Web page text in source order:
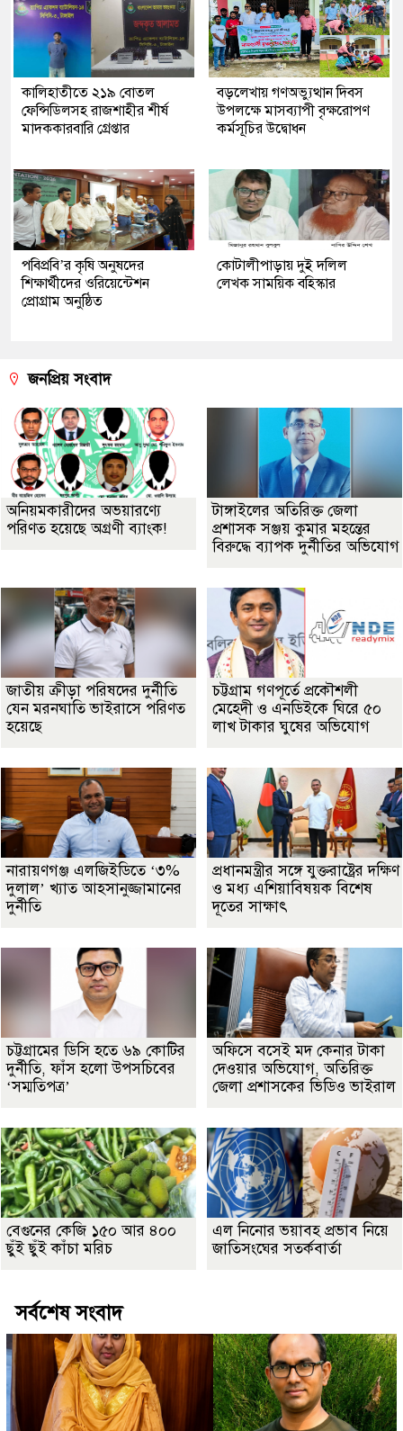
কালিহাতীতে ২১৯ বোতল
ফেন্সিডিলসহ রাজশাহীর শীর্ষ
মাদককারবারি গ্রেপ্তার
বড়লেখায় গণঅভ্যুত্থান দিবস
উপলক্ষে মাসব্যাপী বৃক্ষরোপণ
কর্মসূচির উদ্বোধন
পবিপ্রবি’র কৃষি অনুষদের
শিক্ষার্থীদের ওরিয়েন্টেশন
প্রোগ্রাম অনুষ্ঠিত
কোটালীপাড়ায় দুই দলিল
লেখক সাময়িক বহিস্কার
জনপ্রিয় সংবাদ
অনিয়মকারীদের অভয়ারণ্যে
পরিণত হয়েছে অগ্রণী ব্যাংক!
টাঙ্গাইলের অতিরিক্ত জেলা
প্রশাসক সঞ্জয় কুমার মহন্তের
বিরুদ্ধে ব্যাপক দুর্নীতির অভিযোগ
জাতীয় ক্রীড়া পরিষদের দুর্নীতি
যেন মরনঘাতি ভাইরাসে পরিণত
হয়েছে
চট্টগ্রাম গণপূর্তে প্রকৌশলী
মেহেদী ও এনডিইকে ঘিরে ৫০
লাখ টাকার ঘুষের অভিযোগ
নারায়ণগঞ্জ এলজিইডিতে ‘৩%
দুলাল’ খ্যাত আহসানুজ্জামানের
দুর্নীতি
প্রধানমন্ত্রীর সঙ্গে যুক্তরাষ্ট্রের দক্ষিণ
ও মধ্য এশিয়াবিষয়ক বিশেষ
দূতের সাক্ষাৎ
চট্টগ্রামের ডিসি হতে ৬৯ কোটির
দুর্নীতি, ফাঁস হলো উপসচিবের
‘সম্মতিপত্র’
অফিসে বসেই মদ কেনার টাকা
দেওয়ার অভিযোগ, অতিরিক্ত
জেলা প্রশাসকের ভিডিও ভাইরাল
বেগুনের কেজি ১৫০ আর ৪০০
ছুঁই ছুঁই কাঁচা মরিচ
এল নিনোর ভয়াবহ প্রভাব নিয়ে
জাতিসংঘের সতর্কবার্তা
সর্বশেষ সংবাদ